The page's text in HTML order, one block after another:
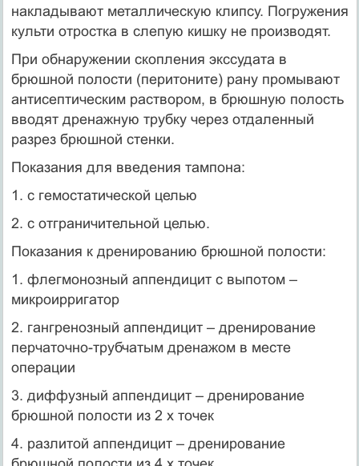
накладывают ме­таллическую клипсу. Погружения
культи отростка в слепую кишку не про­изводят.
При обнаружении скопления экссудата в
брюшной полости (перитоните) рану промывают
антисептическим раствором, в брюшную полость
вводят дренажную трубку через отдаленный
разрез брюшной стенки.
Показания для введения тампона:
1. с гемостатической целью
2. с отграничительной целью.
Показания к дренированию брюшной полости:
1. флегмонозный аппендицит с выпотом –
микроирригатор
2. гангренозный аппендицит – дренирование
перчаточно-трубчатым дренажом в месте
операции
3. диффузный аппендицит – дренирование
брюшной полости из 2 х точек
4. разлитой аппендицит – дренирование